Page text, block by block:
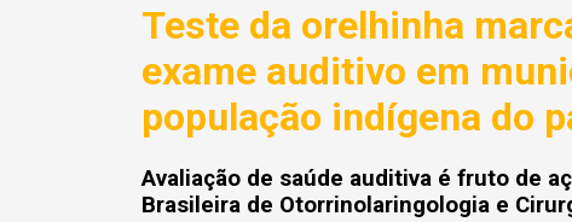
Teste da orelhinha
exame auditivo em
população indígena do
Avaliação de saúde auditiva é fruto de
Brasileira de Otorrinolaringologia e